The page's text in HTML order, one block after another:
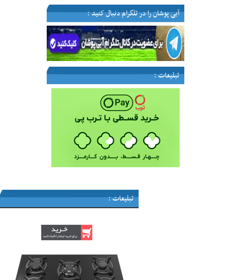
آبی پوشان را در تلگرام دنبال کنید :
تبلیغات :
تبلیغات :